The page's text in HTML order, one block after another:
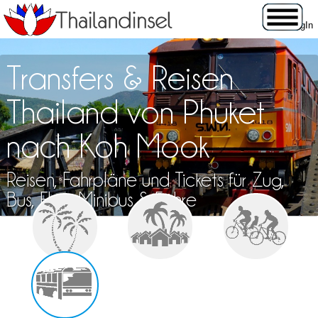
Transfers & Reisen
Thailand von Phuket
nach Koh Mook
Reisen, Fahrpläne und Tickets für Zug,
Bus, Flug, Minibus & Fähre